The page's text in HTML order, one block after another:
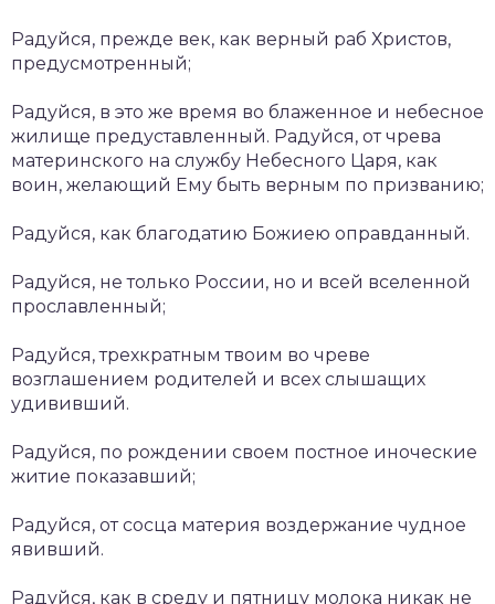
Радуйся, прежде век, как верный раб Христов,
предусмотренный;
Радуйся, в это же время во блаженное и небесное
жилище предуставленный. Радуйся, от чрева
материнского на службу Небесного Царя, как
воин, желающий Ему быть верным по призванию;
Радуйся, как благодатию Божиею оправданный.
Радуйся, не только России, но и всей вселенной
прославленный;
Радуйся, трехкратным твоим во чреве
возглашением родителей и всех слышащих
удививший.
Радуйся, по рождении своем постное иноческие
житие показавший;
Радуйся, от сосца материя воздержание чудное
явивший.
Радуйся, как в среду и пятницу молока никак не